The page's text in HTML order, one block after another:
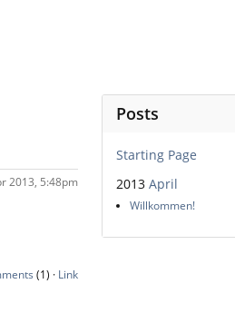
2013, 5:48pm
(1) · Link
Posts
Starting Page
2013 April
Willkommen!